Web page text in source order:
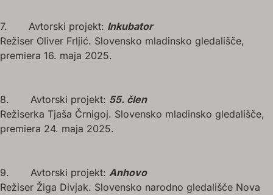
7. Avtorski projekt: Inkubator
Režiser Oliver Frljić. Slovensko mladinsko gledališče,
premiera 16. maja 2025.
8. Avtorski projekt: 55. člen
Režiserka Tjaša Črnigoj. Slovensko mladinsko gledališče,
premiera 24. maja 2025.
9. Avtorski projekt: Anhovo
Režiser Žiga Divjak. Slovensko narodno gledališče Nova